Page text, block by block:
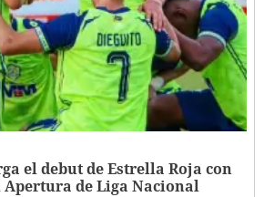
el debut de Estrella Roja con
de Liga Nacional